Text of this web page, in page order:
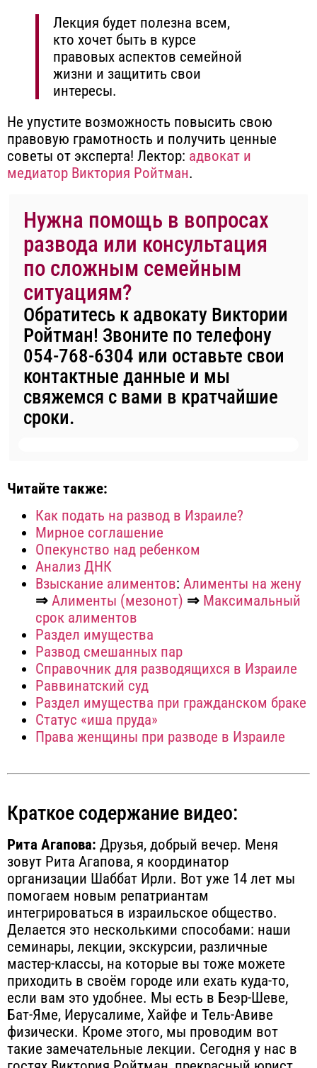
Лекция будет полезна всем,
кто хочет быть в курсе
правовых аспектов семейной
жизни и защитить свои
интересы.
Не упустите возможность повысить свою
правовую грамотность и получить ценные
советы от эксперта! Лектор: адвокат и
медиатор Виктория Ройтман.
Нужна помощь в вопросах
развода или консультация
по сложным семейным
ситуациям?
Обратитесь к адвокату Виктории
Ройтман! Звоните по телефону
054-768-6304 или оставьте свои
контактные данные и мы
свяжемся с вами в кратчайшие
сроки.
Читайте также:
Как подать на развод в Израиле?
Мирное соглашение
Опекунство над ребенком
Aнализ ДНК
Взыскание алиментов: Алименты на жену
⇒ Алименты (мезонот) ⇒ Максимальный
срок алиментов
Раздел имущества
Развод смешанных пар
Справочник для разводящихся в Израиле
Раввинатский суд
Раздел имущества при гражданском браке
Статус «иша пруда»
Права женщины при разводе в Израиле
Краткое содержание видео:
Рита Агапова: Друзья, добрый вечер. Меня
зовут Рита Агапова, я координатор
организации Шаббат Ирли. Вот уже 14 лет мы
помогаем новым репатриантам
интегрироваться в израильское общество.
Делается это несколькими способами: наши
семинары, лекции, экскурсии, различные
мастер-классы, на которые вы тоже можете
приходить в своём городе или ехать куда-то,
если вам это удобнее. Мы есть в Беэр-Шеве,
Бат-Яме, Иерусалиме, Хайфе и Тель-Авиве
физически. Кроме этого, мы проводим вот
такие замечательные лекции. Сегодня у нас в